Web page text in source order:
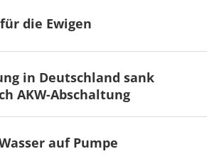
für die Ewigen
in Deutschland sank
AKW-Abschaltung
auf Pumpe